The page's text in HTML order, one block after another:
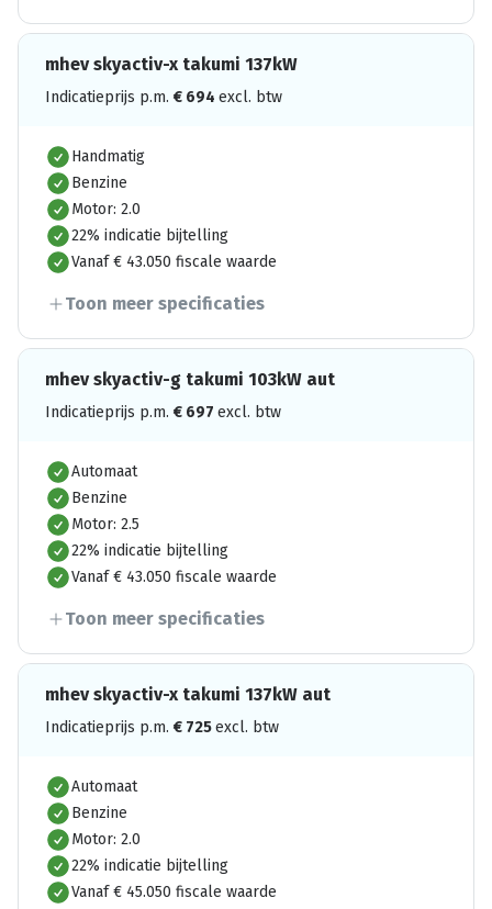
mhev skyactiv-x takumi 137kW
Indicatieprijs p.m. € 694 excl. btw
Handmatig
Benzine
Motor: 2.0
22% indicatie bijtelling
Vanaf € 43.050 fiscale waarde
Toon meer specificaties
mhev skyactiv-g takumi 103kW aut
Indicatieprijs p.m. € 697 excl. btw
Automaat
Benzine
Motor: 2.5
22% indicatie bijtelling
Vanaf € 43.050 fiscale waarde
Toon meer specificaties
mhev skyactiv-x takumi 137kW aut
Indicatieprijs p.m. € 725excl. btw
Automaat
Benzine
Motor: 2.0
22% indicatie bijtelling
Vanaf € 45.050 fiscale waarde